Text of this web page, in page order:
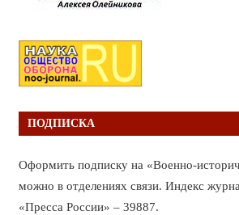
ПОДПИСКА
Оформить подписку на «Военно-
можно в отделениях связи. Индекс
«Пресса России» – 39887.